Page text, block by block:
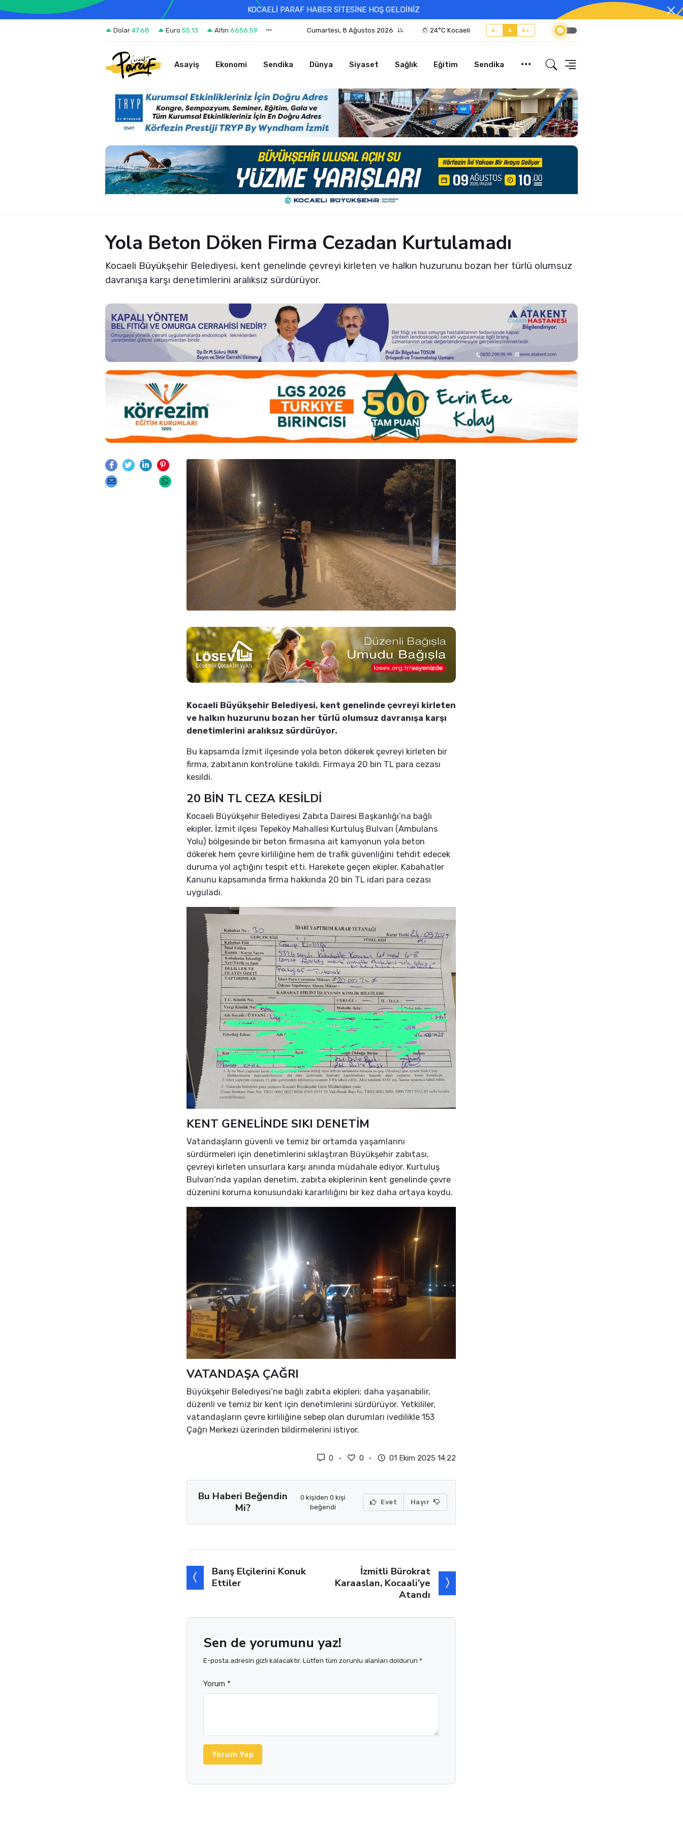
KOCAELİ PARAF HABER SİTESİNE HOŞ GELDİNİZ
Dolar 47.68 Euro 55.13 Altın 6656.59 Cumartesi, 8 Ağustos 2026 24°C Kocaeli A- A A+
Asayiş Ekonomi Sendika Dünya Siyaset Sağlık Eğitim Sendika
Yola Beton Döken Firma Cezadan Kurtulamadı
Kocaeli Büyükşehir Belediyesi, kent genelinde çevreyi kirleten ve halkın huzurunu bozan her türlü olumsuz
davranışa karşı denetimlerini aralıksız sürdürüyor.
Kocaeli Büyükşehir Belediyesi, kent genelinde çevreyi kirleten
ve halkın huzurunu bozan her türlü olumsuz davranışa karşı
denetimlerini aralıksız sürdürüyor.
Bu kapsamda İzmit ilçesinde yola beton dökerek çevreyi kirleten bir
firma, zabıtanın kontrolüne takıldı. Firmaya 20 bin TL para cezası
kesildi.
20 BİN TL CEZA KESİLDİ
Kocaeli Büyükşehir Belediyesi Zabıta Dairesi Başkanlığı’na bağlı
ekipler, İzmit ilçesi Tepeköy Mahallesi Kurtuluş Bulvarı (Ambulans
Yolu) bölgesinde bir beton firmasına ait kamyonun yola beton
dökerek hem çevre kirliliğine hem de trafik güvenliğini tehdit edecek
duruma yol açtığını tespit etti. Harekete geçen ekipler, Kabahatler
Kanunu kapsamında firma hakkında 20 bin TL idari para cezası
uyguladı.
KENT GENELİNDE SIKI DENETİM
Vatandaşların güvenli ve temiz bir ortamda yaşamlarını
sürdürmeleri için denetimlerini sıklaştıran Büyükşehir zabıtası,
çevreyi kirleten unsurlara karşı anında müdahale ediyor. Kurtuluş
Bulvarı’nda yapılan denetim, zabıta ekiplerinin kent genelinde çevre
düzenini koruma konusundaki kararlılığını bir kez daha ortaya koydu.
VATANDAŞA ÇAĞRI
Büyükşehir Belediyesi’ne bağlı zabıta ekipleri; daha yaşanabilir,
düzenli ve temiz bir kent için denetimlerini sürdürüyor. Yetkililer,
vatandaşların çevre kirliliğine sebep olan durumları ivedilikle 153
Çağrı Merkezi üzerinden bildirmelerini istiyor.
0 0 01 Ekim 2025 14:22
Bu Haberi Beğendin
Mi?
0 kişiden 0 kişi
beğendi
Evet Hayır
Barış Elçilerini Konuk
Ettiler
İzmitli Bürokrat
Karaaslan, Kocaali’ye
Atandı
Sen de yorumunu yaz!
E-posta adresin gizli kalacaktır. Lütfen tüm zorunlu alanları doldurun *
Yorum *
Yorum Yap